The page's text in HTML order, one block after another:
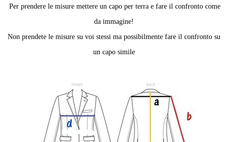
Per prendere le misure mettere un capo per terra e fare il confronto come
da immagine!
Non prendete le misure su voi stessi ma possibilmente fare il confronto su
un capo simile